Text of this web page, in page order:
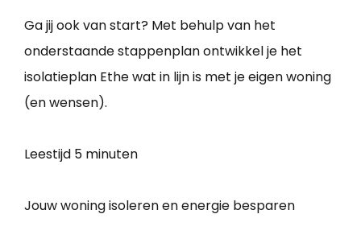
Ga jij ook van start? Met behulp van het
onderstaande stappenplan ontwikkel je het
isolatieplan Ethe wat in lijn is met je eigen woning
(en wensen).
Leestijd 5 minuten
Jouw woning isoleren en energie besparen